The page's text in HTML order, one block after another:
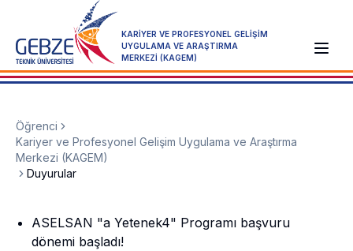
KARİYER VE PROFESYONEL GELİŞİM
UYGULAMA VE ARAŞTIRMA
MERKEZİ (KAGEM)
Öğrenci
Kariyer ve Profesyonel Gelişim Uygulama ve Araştırma
Merkezi (KAGEM)
Duyurular
ASELSAN "a Yetenek4" Programı başvuru
dönemi başladı!